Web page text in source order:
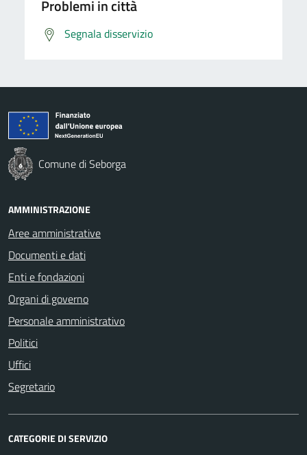
Problemi in città
Segnala disservizio
Comune di Seborga
AMMINISTRAZIONE
Aree amministrative
Documenti e dati
Enti e fondazioni
Organi di governo
Personale amministrativo
Politici
Uffici
Segretario
CATEGORIE DI SERVIZIO